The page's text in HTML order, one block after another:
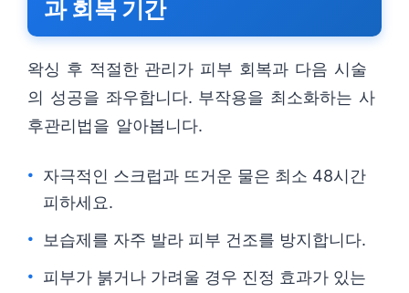
과 회복 기간
왁싱 후 적절한 관리가 피부 회복과 다음 시술
의 성공을 좌우합니다. 부작용을 최소화하는 사
후관리법을 알아봅니다.
자극적인 스크럽과 뜨거운 물은 최소 48시간
피하세요.
보습제를 자주 발라 피부 건조를 방지합니다.
피부가 붉거나 가려울 경우 진정 효과가 있는